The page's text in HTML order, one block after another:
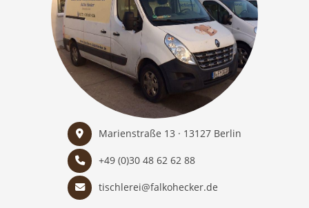
Marienstraße 13 · 13127 Berlin
+49 (0)30 48 62 62 88
tischlerei@falkohecker.de